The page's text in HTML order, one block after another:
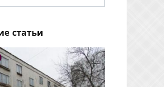
статьи